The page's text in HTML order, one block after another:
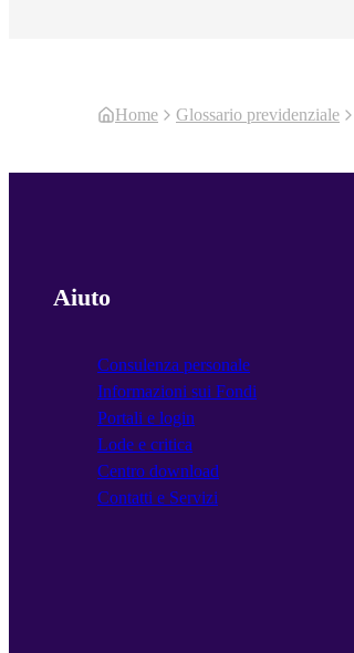
Home Glossario previdenziale
Aiuto
Consulenza personale
Informazioni sui Fondi
Portali e login
Lode e critica
Centro download
Contatti e Servizi